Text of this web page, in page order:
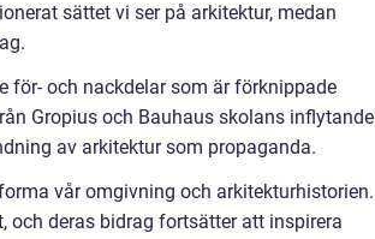
sättet vi ser på arkitektur, medan
för- och nackdelar som är förknippade
Gropius och Bauhaus skolans inflytande
av arkitektur som propaganda.
vår omgivning och arkitekturhistorien.
och deras bidrag fortsätter att inspirera